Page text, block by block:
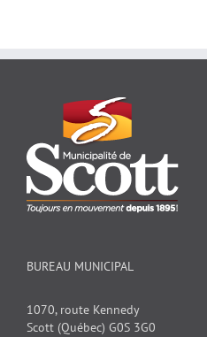
BUREAU MUNICIPAL
1070, route Kennedy
Scott (Québec) G0S 3G0